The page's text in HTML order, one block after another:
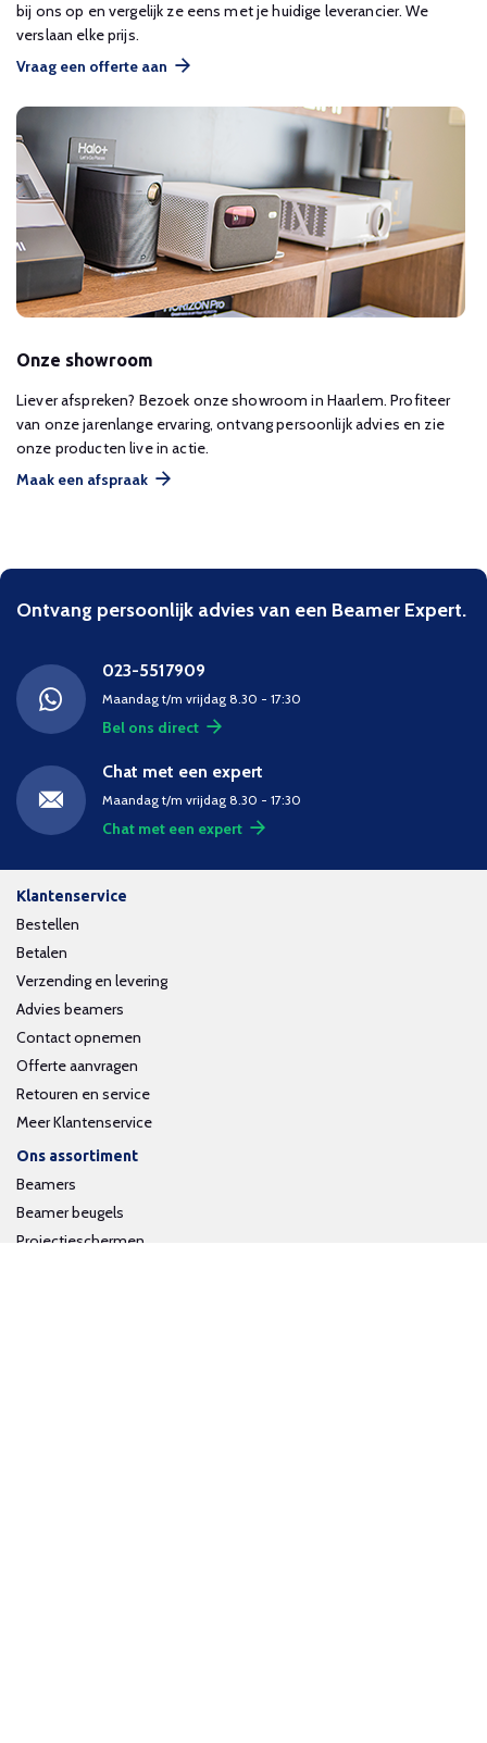
bij ons op en vergelijk ze eens met je huidige leverancier. We
verslaan elke prijs.
Vraag een offerte aan
Onze showroom
Liever afspreken? Bezoek onze showroom in Haarlem. Profiteer
van onze jarenlange ervaring, ontvang persoonlijk advies en zie
onze producten live in actie.
Maak een afspraak
Ontvang persoonlijk advies van een Beamer Expert.
023-5517909
Maandag t/m vrijdag 8.30 - 17:30
Bel ons direct
Chat met een expert
Maandag t/m vrijdag 8.30 - 17:30
Chat met een expert
Klantenservice
Bestellen
Betalen
Verzending en levering
Advies beamers
Contact opnemen
Offerte aanvragen
Retouren en service
Meer Klantenservice
Ons assortiment
Beamers
Beamer beugels
Projectieschermen